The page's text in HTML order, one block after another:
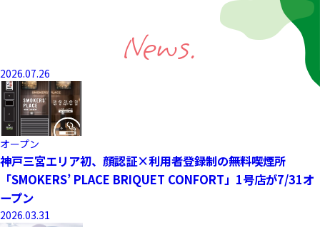
News.
2026.07.26
オープン
神戸三宮エリア初、顔認証×利用者登録制の無料喫煙所
「SMOKERS’ PLACE BRIQUET CONFORT」1号店が7/31オ
ープン
2026.03.31